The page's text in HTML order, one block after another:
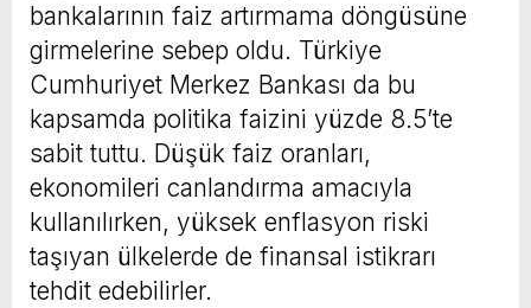
bankalarının faiz artırmama döngüsüne
girmelerine sebep oldu. Türkiye
Cumhuriyet Merkez Bankası da bu
kapsamda politika faizini yüzde 8.5’te
sabit tuttu. Düşük faiz oranları,
ekonomileri canlandırma amacıyla
kullanılırken, yüksek enflasyon riski
taşıyan ülkelerde de finansal istikrarı
tehdit edebilirler.